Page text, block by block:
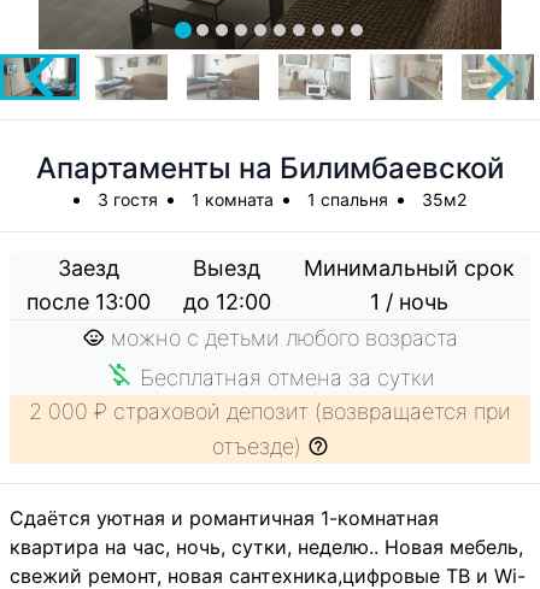
Апартаменты на Билимбаевской
3 гостя 1 комната 1 спальня 35м2
Заезд
после 13:00
Выезд
до 12:00
Минимальный срок
1 / ночь
можно с детьми любого возраста
Бесплатная отмена за сутки
2 000 ₽ страховой депозит (возвращается при
отъезде)
Сдаётся уютная и романтичная 1-комнатная
квартира на час, ночь, сутки, неделю.. Новая мебель,
свежий ремонт, новая сантехника,цифровые ТВ и Wi-